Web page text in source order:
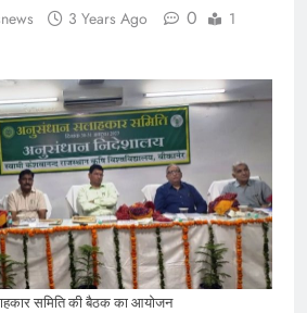
3 Years Ago 0
1
समिति की बैठक का आयोजन